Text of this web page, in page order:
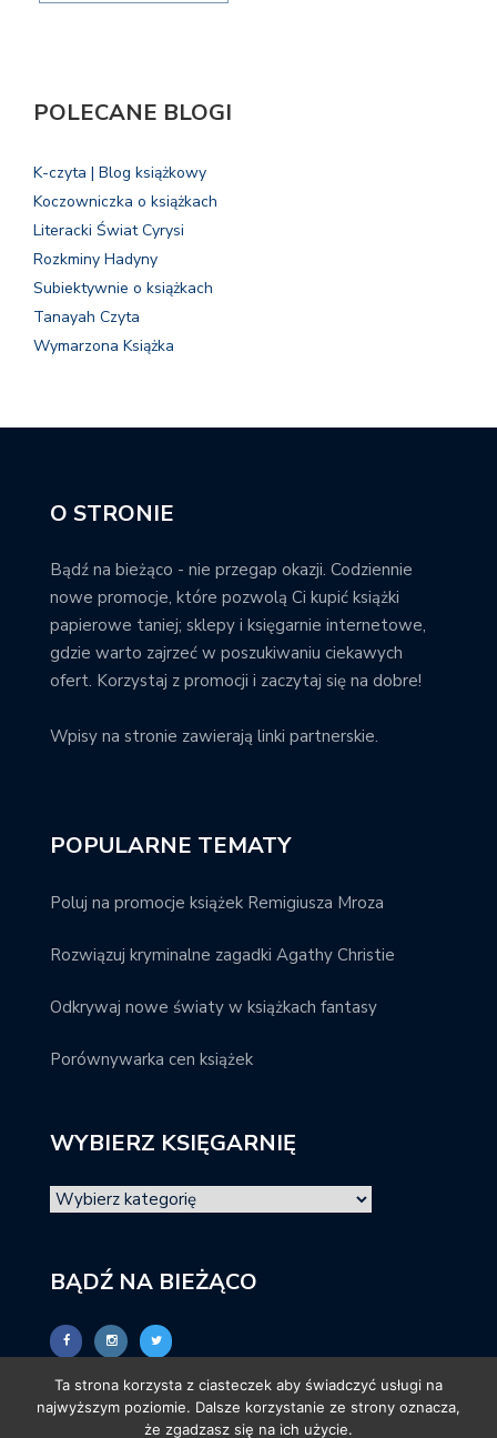
POLECANE BLOGI
K-czyta | Blog książkowy
Koczowniczka o książkach
Literacki Świat Cyrysi
Rozkminy Hadyny
Subiektywnie o książkach
Tanayah Czyta
Wymarzona Książka
O STRONIE
Bądź na bieżąco - nie przegap okazji. Codziennie
nowe promocje, które pozwolą Ci kupić książki
papierowe taniej; sklepy i księgarnie internetowe,
gdzie warto zajrzeć w poszukiwaniu ciekawych
ofert. Korzystaj z promocji i zaczytaj się na dobre!
Wpisy na stronie zawierają linki partnerskie.
POPULARNE TEMATY
Poluj na promocje książek Remigiusza Mroza
Rozwiązuj kryminalne zagadki Agathy Christie
Odkrywaj nowe światy w książkach fantasy
Porównywarka cen książek
WYBIERZ KSIĘGARNIĘ
BĄDŹ NA BIEŻĄCO
Ta strona korzysta z ciasteczek aby świadczyć usługi na
najwyższym poziomie. Dalsze korzystanie ze strony oznacza,
że zgadzasz się na ich użycie.